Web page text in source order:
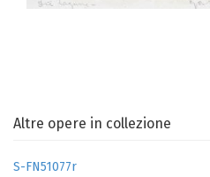
Altre opere in collezione
S-FN51077r